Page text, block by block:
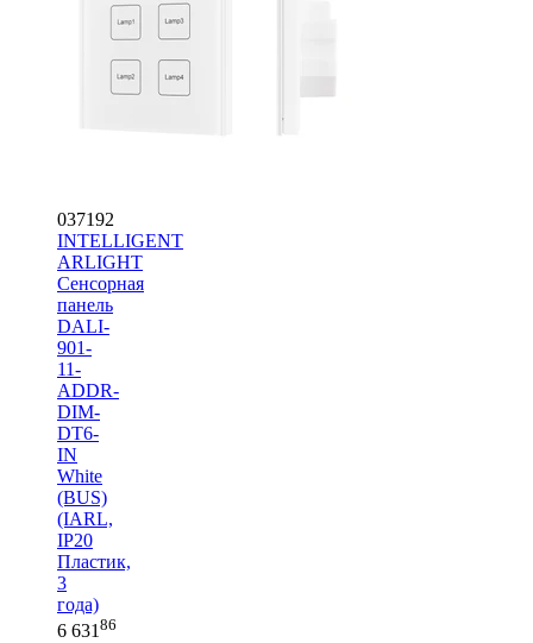
037192
INTELLIGENT
ARLIGHT
Сенсорная
панель
DALI-
901-
11-
ADDR-
DIM-
DT6-
IN
White
(BUS)
(IARL,
IP20
Пластик,
3
года)
6 63186